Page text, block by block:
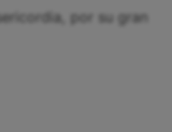
por su gran